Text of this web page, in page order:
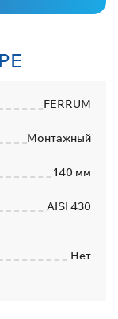
FERRUM
Монтажный
140 мм
AISI 430
Нет